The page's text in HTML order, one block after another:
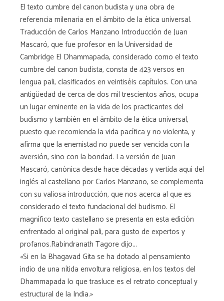
El texto cumbre del canon budista y una obra de
referencia milenaria en el ámbito de la ética universal.
Traducción de Carlos Manzano Introducción de Juan
Mascaró, que fue profesor en la Universidad de
Cambridge El Dhammapada, considerado como el texto
cumbre del canon budista, consta de 423 versos en
lengua pali, clasificados en veintiséis capítulos. Con una
antigüedad de cerca de dos mil trescientos años, ocupa
un lugar eminente en la vida de los practicantes del
budismo y también en el ámbito de la ética universal,
puesto que recomienda la vida pacífica y no violenta, y
afirma que la enemistad no puede ser vencida con la
aversión, sino con la bondad. La versión de Juan
Mascaró, canónica desde hace décadas y vertida aquí del
inglés al castellano por Carlos Manzano, se complementa
con su valiosa introducción, que nos acerca al que es
considerado el texto fundacional del budismo. El
magnífico texto castellano se presenta en esta edición
enfrentado al original pali, para gusto de expertos y
profanos.Rabindranath Tagore dijo...
«Si en la Bhagavad Gita se ha dotado al pensamiento
indio de una nítida envoltura religiosa, en los textos del
Dhammapada lo que trasluce es el retrato conceptual y
estructural de la India.»